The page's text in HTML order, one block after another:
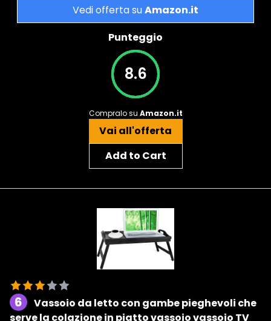
Vedi offerta suAmazon.it
Punteggio
8.6
Compralo su Amazon.it
Vai all'offerta
Add to Cart
6
Vassoio da letto con gambe pieghevoli che
serve la colazione in piatto vassoio vassoio TV